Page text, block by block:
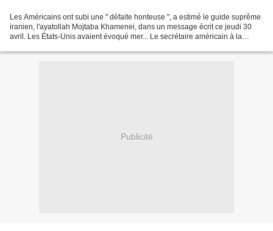
Les Américains ont subi une " défaite honteuse ", a estimé le guide suprême
iranien, l'ayatollah Mojtaba Khamenei, dans un message écrit ce jeudi 30
avril. Les États-Unis avaient évoqué mer... Le secrétaire américain à la
Publicité